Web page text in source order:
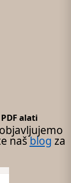
alati
našblog za